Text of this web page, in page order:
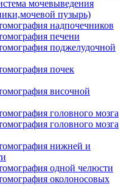
мочевыведения
пузырь)
надпочечников
печени
поджелудочной
почек
височной
головного мозга
головного мозга
нижней и
одной челюсти
околоносовых